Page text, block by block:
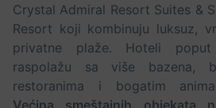
Crystal Admiral Resort Suites &
Resort koji kombinuju luksuz,
privatne plaže. Hoteli
raspolažu sa više bazena,
restoranima i bogatim